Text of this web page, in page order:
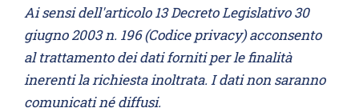
Ai sensi dell'articolo 13 Decreto Legislativo 30
giugno 2003 n. 196 (Codice privacy) acconsento
al trattamento dei dati forniti per le finalità
inerenti la richiesta inoltrata. I dati non saranno
comunicati né diffusi.